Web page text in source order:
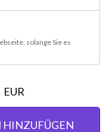
solange Sie es
EUR
HINZUFÜGEN